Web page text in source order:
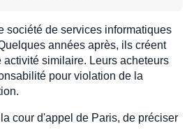
société de services informatiques
années après, ils créent
activité similaire. Leurs acheteurs
pour violation de la
cour d'appel de Paris, de préciser